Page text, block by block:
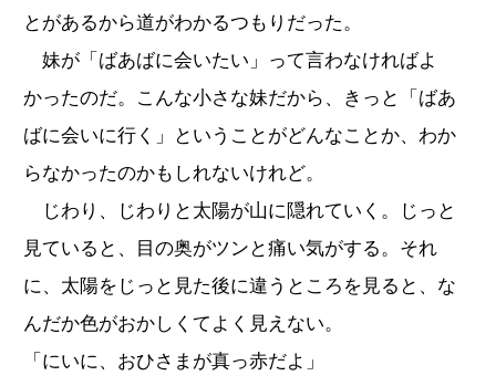
とがあるから道がわかるつもりだった。
妹が「ばあばに会いたい」って言わなければよ
かったのだ。こんな小さな妹だから、きっと「ばあ
ばに会いに行く」ということがどんなことか、わか
らなかったのかもしれないけれど。
じわり、じわりと太陽が山に隠れていく。じっと
見ていると、目の奥がツンと痛い気がする。それ
に、太陽をじっと見た後に違うところを見ると、な
んだか色がおかしくてよく見えない。
「にいに、おひさまが真っ赤だよ」